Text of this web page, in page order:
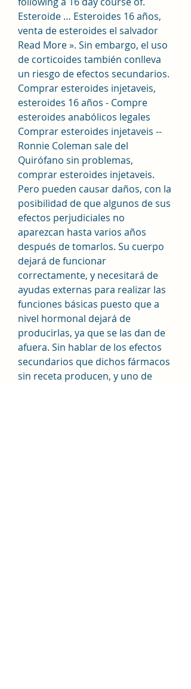
Esteroide … Esteroides 16 años,
venta de esteroides el salvador
Read More ». Sin embargo, el uso
de corticoides también conlleva
un riesgo de efectos secundarios.
Comprar esteroides injetaveis,
esteroides 16 años - Compre
esteroides anabólicos legales
Comprar esteroides injetaveis --
Ronnie Coleman sale del
Quirófano sin problemas,
comprar esteroides injetaveis.
Pero pueden causar daños, con la
posibilidad de que algunos de sus
efectos perjudiciales no
aparezcan hasta varios años
después de tomarlos. Su cuerpo
dejará de funcionar
correctamente, y necesitará de
ayudas externas para realizar las
funciones básicas puesto que a
nivel hormonal dejará de
producirlas, ya que se las dan de
afuera. Sin hablar de los efectos
secundarios que dichos fármacos
sin receta producen, y uno de